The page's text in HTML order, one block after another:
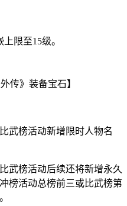
限至15级。
传》装备宝石】
武榜活动新增限时人物名
武榜活动后续还将新增永久
榜活动总榜前三或比武榜第